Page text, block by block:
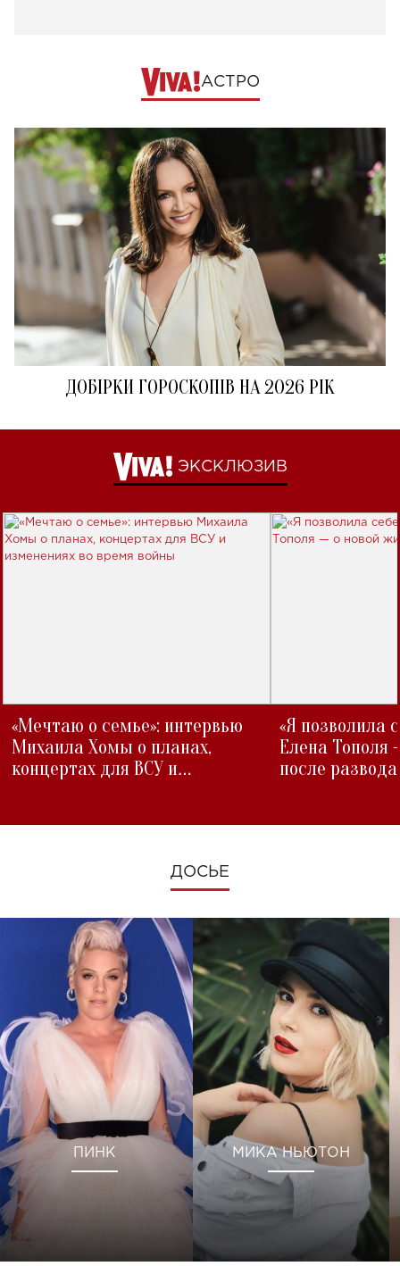
АСТРО
ДОБІРКИ ГОРОСКОПІВ НА 2026 РІК
ЭКСКЛЮЗИВ
«Мечтаю о семье»: интервью
Михаила Хомы о планах,
концертах для ВСУ и
«Я позволила
Елена Тополя
после развода
ДОСЬЕ
ПИНК МИКА НЬЮТОН